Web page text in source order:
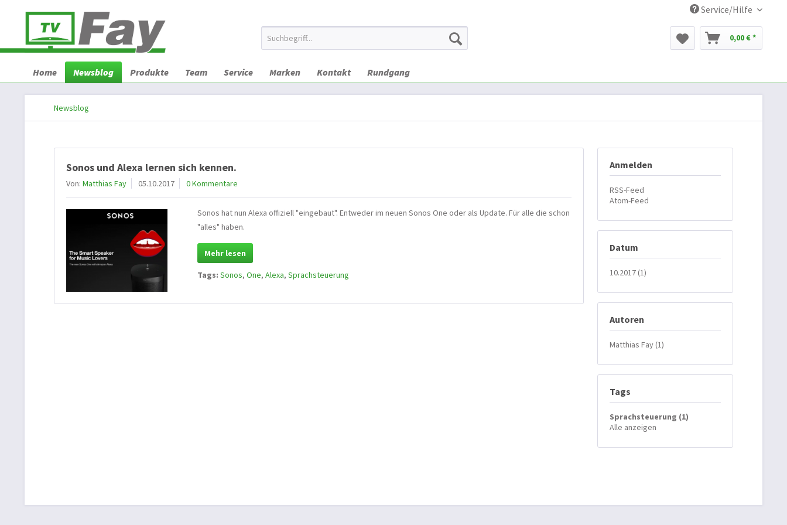
Service/Hilfe
0,00 € *
Home Newsblog Produkte Team Service Marken Kontakt Rundgang
Newsblog
Anmelden
RSS-Feed
Atom-Feed
Datum
10.2017 (1)
Autoren
Matthias Fay (1)
Tags
Sprachsteuerung (1)
Alle anzeigen
Sonos und Alexa lernen sich kennen.
Von: Matthias Fay 05.10.2017 0 Kommentare
Sonos hat nun Alexa offiziell "eingebaut". Entweder im neuen Sonos One oder als Update. Für alle die schon
"alles" haben.
Mehr lesen
Tags: Sonos,One,Alexa,Sprachsteuerung